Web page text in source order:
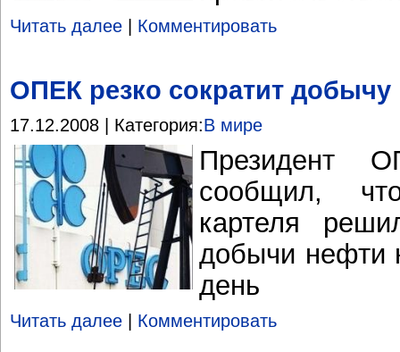
Читать далее | Комментировать
ОПЕК резко сократит
17.12.2008 | Категория:В мире
Президент
сообщил,
картеля
добычи нефти
день
Читать далее Комментировать